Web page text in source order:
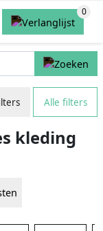
Alle filters
kleding